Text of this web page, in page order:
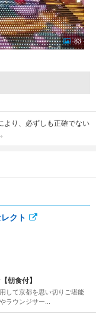
83
より、必ずしも正確でない
クト
朝食付】
して京都を思い切りご堪能
ラウンジサー...